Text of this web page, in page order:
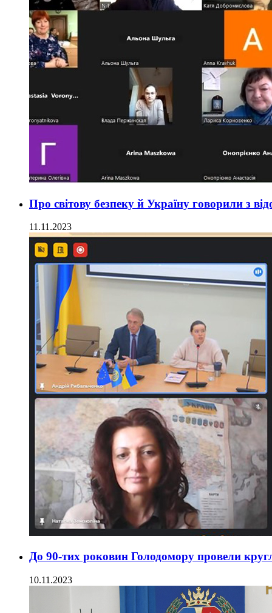
Про світову безпеку й Україну говорили з
11.11.2023
До 90-тих роковин Голодомору провели
10.11.2023